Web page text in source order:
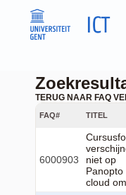
TERUG NAAR FAQ
FAQ# TITEL
6000903
niet op
Panopto
cloud